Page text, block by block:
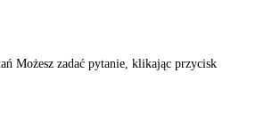
Możesz zadać pytanie, klikając przycisk